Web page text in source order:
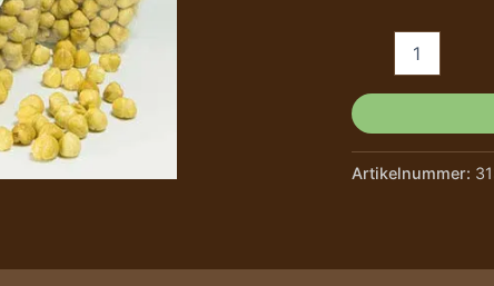
Artikelnummer: